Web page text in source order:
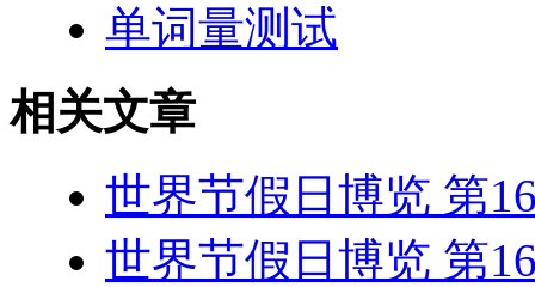
单词量测试
相关文章
世界节假日博览 第
世界节假日博览 第